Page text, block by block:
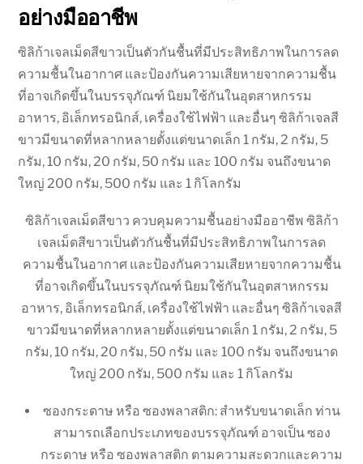
อย่างมืออาชีพ
ซิลิก้าเจลเม็ดสีขาวเป็นตัวกันชื้นที่มีประสิทธิภาพในการลด
ความชื้นในอากาศ และป้องกันความเสียหายจากความชื้น
ที่อาจเกิดขึ้นในบรรจุภัณฑ์ นิยมใช้กันในอุตสาหกรรม
อาหาร, อิเล็กทรอนิกส์, เครื่องใช้ไฟฟ้า และอื่นๆ ซิลิก้าเจลสี
ขาวมีขนาดที่หลากหลายตั้งแต่ขนาดเล็ก 1 กรัม, 2 กรัม, 5
กรัม, 10 กรัม, 20 กรัม, 50 กรัม และ 100 กรัม จนถึงขนาด
ใหญ่ 200 กรัม, 500 กรัม และ 1 กิโลกรัม
ซิลิก้าเจลเม็ดสีขาว ควบคุมความชื้นอย่างมืออาชีพ ซิลิก้า
เจลเม็ดสีขาวเป็นตัวกันชื้นที่มีประสิทธิภาพในการลด
ความชื้นในอากาศ และป้องกันความเสียหายจากความชื้น
ที่อาจเกิดขึ้นในบรรจุภัณฑ์ นิยมใช้กันในอุตสาหกรรม
อาหาร, อิเล็กทรอนิกส์, เครื่องใช้ไฟฟ้า และอื่นๆ ซิลิก้าเจลสี
ขาวมีขนาดที่หลากหลายตั้งแต่ขนาดเล็ก 1 กรัม, 2 กรัม, 5
กรัม, 10 กรัม, 20 กรัม, 50 กรัม และ 100 กรัม จนถึงขนาด
ใหญ่ 200 กรัม, 500 กรัม และ 1 กิโลกรัม
ซองกระดาษ หรือ ซองพลาสติก: สำหรับขนาดเล็ก ท่าน
สามารถเลือกประเภทของบรรจุภัณฑ์ อาจเป็น ซอง
กระดาษ หรือ ซองพลาสติก ตามความสะดวกและความ